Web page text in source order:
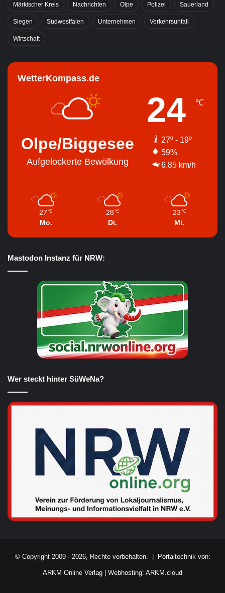
Märkischer Kreis Nachrichten Olpe Polizei Sauerland
Siegen Südwestfalen Unternehmen Verkehrsunfall
Wirtschaft
WetterKompass.de
Olpe/Biggesee
Aufgelockerte Bewölkung
24 ℃
27º - 19º
59%
6.85 km/h
27 ℃
Mo.
28 ℃
Di.
23 ℃
Mi.
Mastodon Instanz für NRW:
Wer steckt hinter SüWeNa?
© Copyright 2009 - 2026, Rechte vorbehalten. | Portaltechnik von:
ARKM Online Verlag | Webhosting: ARKM.cloud